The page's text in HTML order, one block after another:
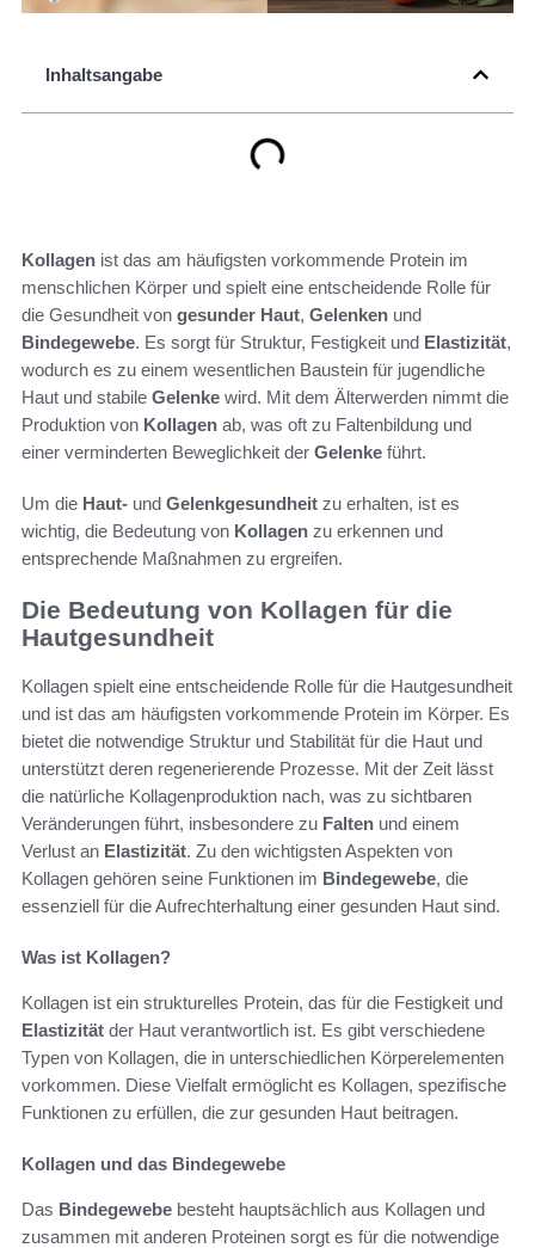
Inhaltsangabe
Kollagen ist das am häufigsten vorkommende Protein im
menschlichen Körper und spielt eine entscheidende Rolle für
die Gesundheit von gesunder Haut, Gelenken und
Bindegewebe. Es sorgt für Struktur, Festigkeit und Elastizität,
wodurch es zu einem wesentlichen Baustein für jugendliche
Haut und stabile Gelenke wird. Mit dem Älterwerden nimmt die
Produktion von Kollagen ab, was oft zu Faltenbildung und
einer verminderten Beweglichkeit der Gelenke führt.
Um die Haut- und Gelenkgesundheit zu erhalten, ist es
wichtig, die Bedeutung von Kollagen zu erkennen und
entsprechende Maßnahmen zu ergreifen.
Die Bedeutung von Kollagen für die
Hautgesundheit
Kollagen spielt eine entscheidende Rolle für die Hautgesundheit
und ist das am häufigsten vorkommende Protein im Körper. Es
bietet die notwendige Struktur und Stabilität für die Haut und
unterstützt deren regenerierende Prozesse. Mit der Zeit lässt
die natürliche Kollagenproduktion nach, was zu sichtbaren
Veränderungen führt, insbesondere zu Falten und einem
Verlust an Elastizität. Zu den wichtigsten Aspekten von
Kollagen gehören seine Funktionen im Bindegewebe, die
essenziell für die Aufrechterhaltung einer gesunden Haut sind.
Was ist Kollagen?
Kollagen ist ein strukturelles Protein, das für die Festigkeit und
Elastizität der Haut verantwortlich ist. Es gibt verschiedene
Typen von Kollagen, die in unterschiedlichen Körperelementen
vorkommen. Diese Vielfalt ermöglicht es Kollagen, spezifische
Funktionen zu erfüllen, die zur gesunden Haut beitragen.
Kollagen und das Bindegewebe
Das Bindegewebe besteht hauptsächlich aus Kollagen und
zusammen mit anderen Proteinen sorgt es für die notwendige